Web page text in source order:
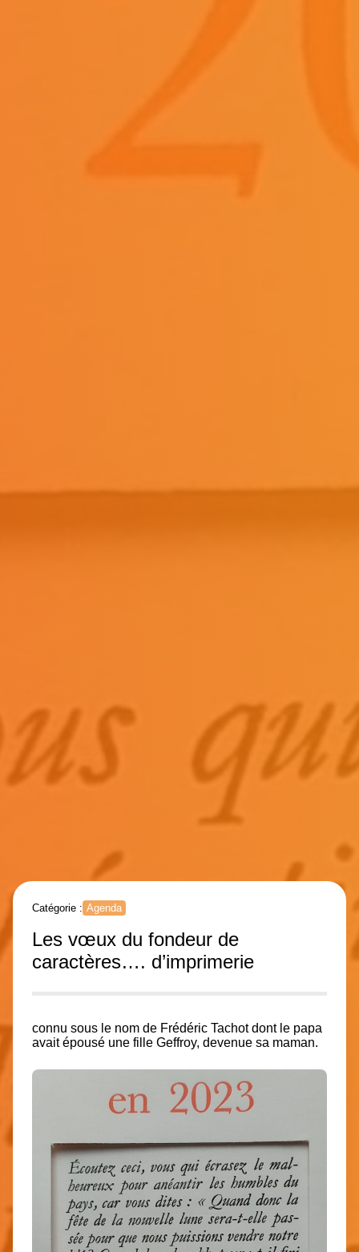
Catégorie : Agenda
Les vœux du fondeur de
caractères…. d’imprimerie
connu sous le nom de Frédéric Tachot dont le papa
avait épousé une fille Geffroy, devenue sa maman.